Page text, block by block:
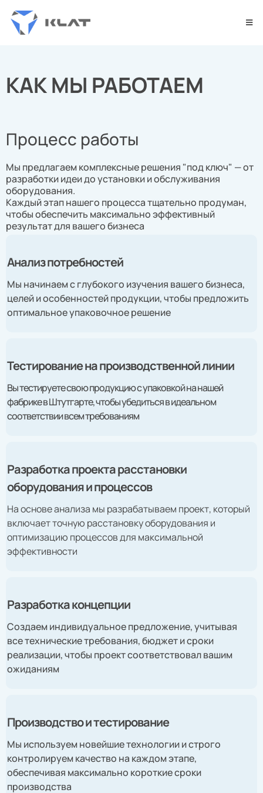
КАК МЫ РАБОТАЕМ
Процесс работы
Мы предлагаем комплексные решения "под ключ" — от
разработки идеи до установки и обслуживания
оборудования.
Каждый этап нашего процесса тщательно продуман,
чтобы обеспечить максимально эффективный
результат для вашего бизнеса
Анализ потребностей
Мы начинаем с глубокого изучения вашего бизнеса,
целей и особенностей продукции, чтобы предложить
оптимальное упаковочное решение
Тестирование на производственной линии
Вы тестируете свою продукцию с упаковкой на нашей
фабрике в Штутгарте, чтобы убедиться в идеальном
соответствии всем требованиям
Разработка проекта расстановки
оборудования и процессов
На основе анализа мы разрабатываем проект, который
включает точную расстановку оборудования и
оптимизацию процессов для максимальной
эффективности
Разработка концепции
Создаем индивидуальное предложение, учитывая
все технические требования, бюджет и сроки
реализации, чтобы проект соответствовал вашим
ожиданиям
Производство и тестирование
Мы используем новейшие технологии и строго
контролируем качество на каждом этапе,
обеспечивая максимально короткие сроки
производства